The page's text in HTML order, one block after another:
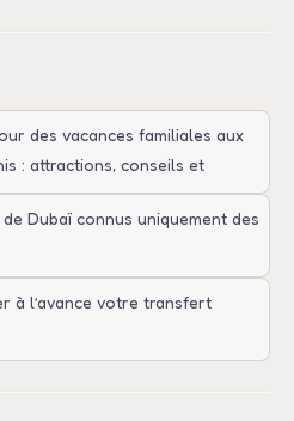
des vacances familiales aux
: attractions, conseils et
Dubaï connus uniquement des
à l’avance votre transfert